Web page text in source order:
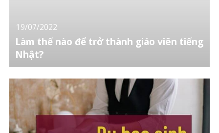
19/07/2022
Làm thế nào để trở thành giáo viên tiếng
Nhật?